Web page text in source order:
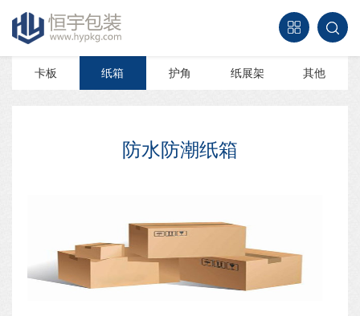
卡板 纸箱 护角 纸展架 其他
防水防潮纸箱